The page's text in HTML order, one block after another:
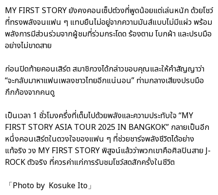
MY FIRST STORY ยังคงคอนเซ็ปต์วงที่พูดน้อยแต่เล่นหนัก ด้วยโชว์
ที่ทรงพลังจนแฟน ๆ แทบยืนไม่อยู่จากความมันส์แบบไม่มีแผ่ว พร้อม
พลังการมีส่วนร่วมจากผู้ชมที่ร่วมกระโดด ร้องตาม โบกผ้า และปรบมือ
อย่างไม่ขาดสาย
ก่อนปิดท้ายคอนเสิร์ต สมาชิกวงได้กล่าวขอบคุณและให้คำสัญญาว่า
“จะกลับมาหาแฟนเพลงชาวไทยอีกแน่นอน” ท่ามกลางเสียงปรบมือ
กึกก้องจากคนดู
เป็นเวลา 1 ชั่วโมงครึ่งที่เต็มไปด้วยพลังและความประทับใจ “MY
FIRST STORY ASIA TOUR 2025 IN BANGKOK” กลายเป็นอีก
หนึ่งคอนเสิร์ตในดวงใจของแฟน ๆ ที่ช่วยชาร์จพลังชีวิตได้อย่าง
แท้จริง วง MY FIRST STORY พิสูจน์แล้วว่าพวกเขาคือศิลปินสาย J-
ROCK ตัวจริง ที่ควรค่าแก่การรับชมโชว์สดสักครั้งในชีวิต
「Photo by Kosuke Ito」